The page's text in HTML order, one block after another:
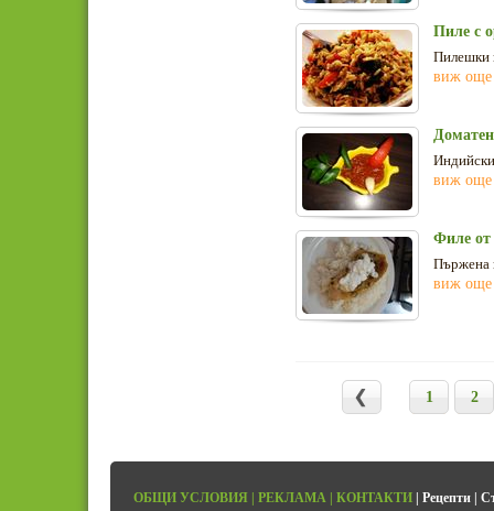
Пиле с
Пилешки
виж още
виж още
Филе от
Пържена
виж още
1 2
ОБЩИ УСЛОВИЯ РЕКЛАМА КОНТАКТИ Рецепти